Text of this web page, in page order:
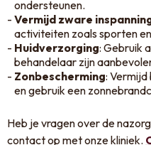
ondersteunen.
Vermijd zware
activiteiten zoals sporten
Huidverzorging: Gebruik
behandelaar zijn
Zonbescherming:
en gebruik een
Heb je vragen over de
contact op met onze kliniek.